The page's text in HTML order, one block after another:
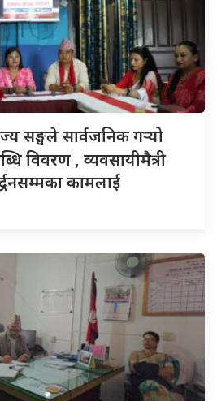
सङ्घले सार्वजनिक गर्‍यो
विवरण , व्यवसायीमैत्री
कामलाई